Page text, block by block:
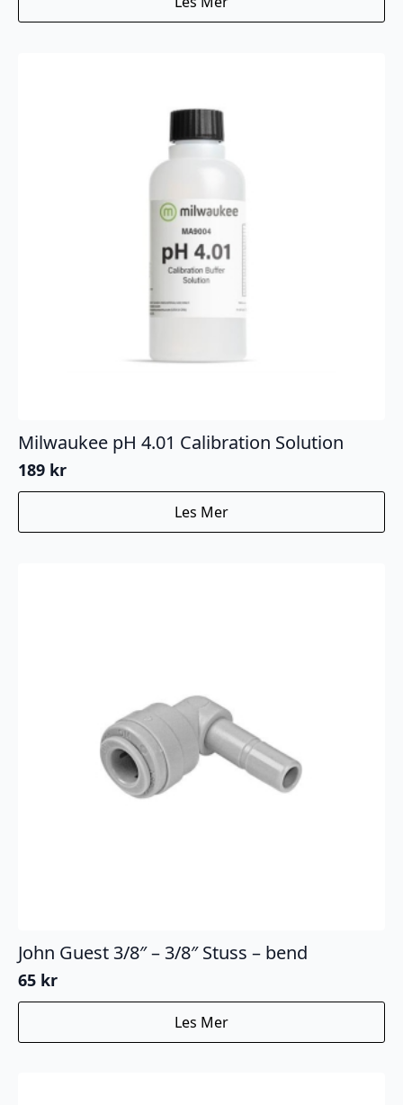
Milwaukee pH 4.01 Calibration Solution
189 kr
Les Mer
John Guest 3/8″ – 3/8″ Stuss – bend
65 kr
Les Mer